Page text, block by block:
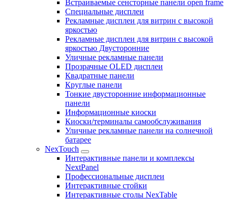
Встраиваемые сенсторные панели open frame
Специальные дисплеи
Рекламные дисплеи для витрин с высокой
яркостью
Рекламные дисплеи для витрин с высокой
яркостью Двусторонние
Уличные рекламные панели
Прозрачные OLED дисплеи
Квадратные панели
Круглые панели
Тонкие двусторонние информационные
панели
Информационные киоски
Киоски/терминалы самообслуживания
Уличные рекламные панели на солнечной
батарее
NexTouch
Интерактивные панели и комплексы
NextPanel
Профессиональные дисплеи
Интерактивные стойки
Интерактивные столы NexTable